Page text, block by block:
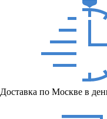
Доставка по Москве в